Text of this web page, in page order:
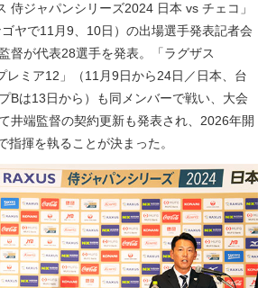
ジャパンシリーズ2024 日本 vs チェコ」
ゴヤで11月9、10日）の出場選手発表記者会
督が代表28選手を発表。「ラグザス
レミア12」（11月9日から24日／日本、台
Bは13日から）も同メンバーで戦い、大会
井端監督の契約更新も発表され、2026年開
指揮を執ることが決まった。